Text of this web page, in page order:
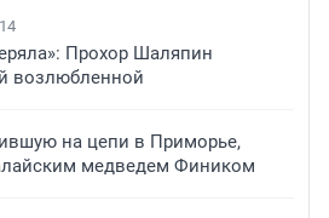
14
Прохор Шаляпин
возлюбленной
на цепи в Приморье,
медведем Фиником